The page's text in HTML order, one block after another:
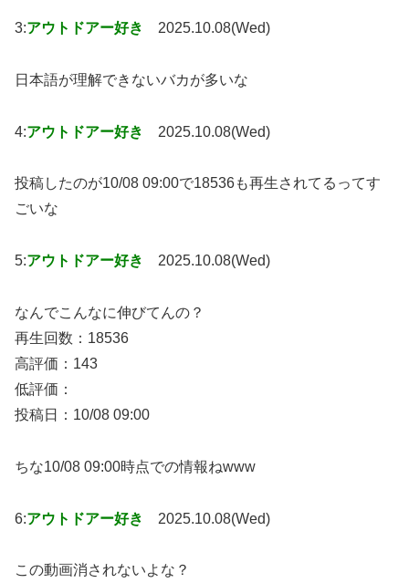
3:アウトドアー好き 2025.10.08(Wed)
日本語が理解できないバカが多いな
4:アウトドアー好き 2025.10.08(Wed)
投稿したのが10/08 09:00で18536も再生されてるってす
ごいな
5:アウトドアー好き 2025.10.08(Wed)
なんでこんなに伸びてんの？
再生回数：18536
高評価：143
低評価：
投稿日：10/08 09:00
ちな10/08 09:00時点での情報ねwww
6:アウトドアー好き 2025.10.08(Wed)
この動画消されないよな？